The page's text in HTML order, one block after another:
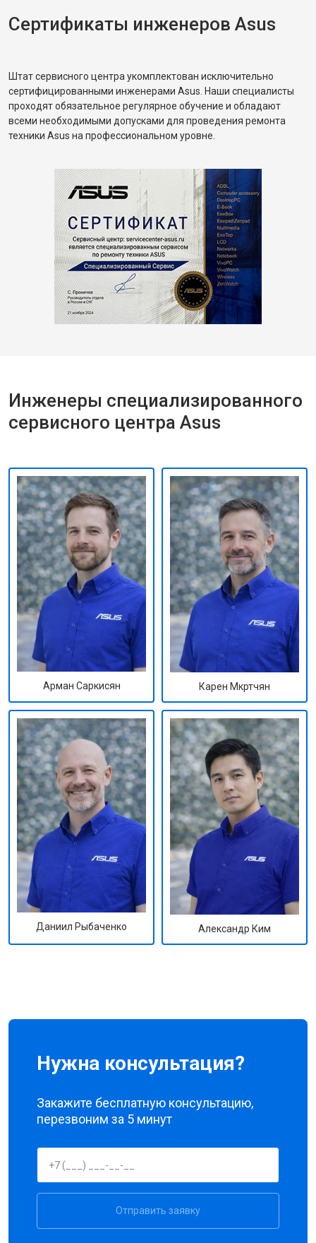
Сертификаты инженеров Asus
Штат сервисного центра укомплектован исключительно
сертифицированными инженерами Asus. Наши специалисты
проходят обязательное регулярное обучение и обладают
всеми необходимыми допусками для проведения ремонта
техники Asus на профессиональном уровне.
Инженеры специализированного
сервисного центра Asus
Арман Саркисян Карен Мкртчян
Даниил Рыбаченко Александр Ким
Нужна консультация?
Закажите бесплатную консультацию,
перезвоним за 5 минут
Отправить заявку